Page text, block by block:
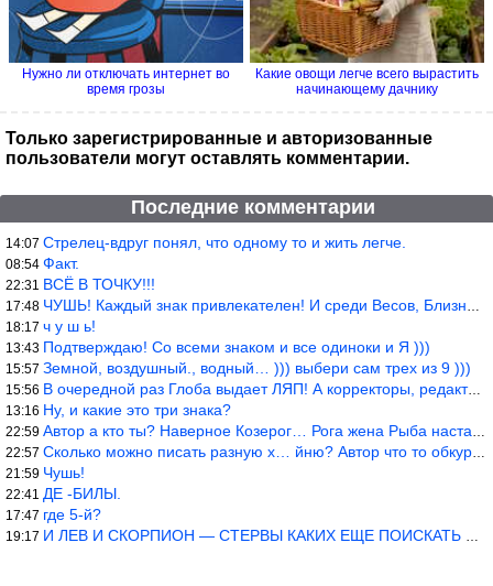
Нужно ли отключать интернет во
время грозы
Какие овощи легче всего вырастить
начинающему дачнику
Только зарегистрированные и авторизованные
пользователи могут оставлять комментарии.
Последние комментарии
14:07 Стрелец-вдруг понял, что одному то и жить легче.
08:54 Факт.
22:31 ВСЁ В ТОЧКУ!!!
17:48 ЧУШЬ! Каждый знак привлекателен! И среди Весов, Близнецов встреч
18:17 ч у ш ь!
13:43 Подтверждаю! Со всеми знаком и все одиноки и Я )))
15:57 Земной, воздушный., водный… ))) выбери сам трех из 9 )))
15:56 В очередной раз Глоба выдает ЛЯП! А корректоры, редакторы пропус
13:16 Ну, и какие это три знака?
22:59 Автор а кто ты? Наверное Козерог… Рога жена Рыба наставила ))
22:57 Сколько можно писать разную х… йню? Автор что то обкурился?
21:59 Чушь!
22:41 ДЕ -БИЛЫ.
17:47 где 5-й?
19:17 И ЛЕВ И СКОРПИОН — СТЕРВЫ КАКИХ ЕЩЕ ПОИСКАТЬ НАДО